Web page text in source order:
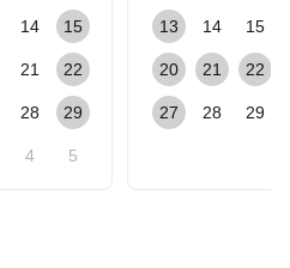
14 15
21 22
28 29
4 5
13 14 15
20 21 22
27 28 29